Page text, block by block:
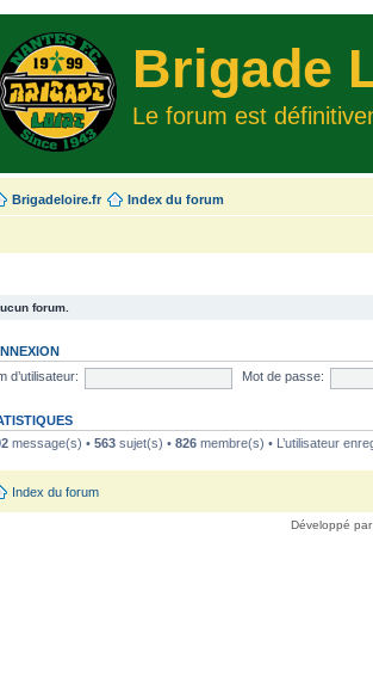
Brigade
Le forum est
Brigadeloire.fr Index du forum
forum.
d’utilisateur:
Mot de passe:
message(s) • 563 sujet(s) • 826 membre(s) • L’utilisateur
Index du forum
Développé